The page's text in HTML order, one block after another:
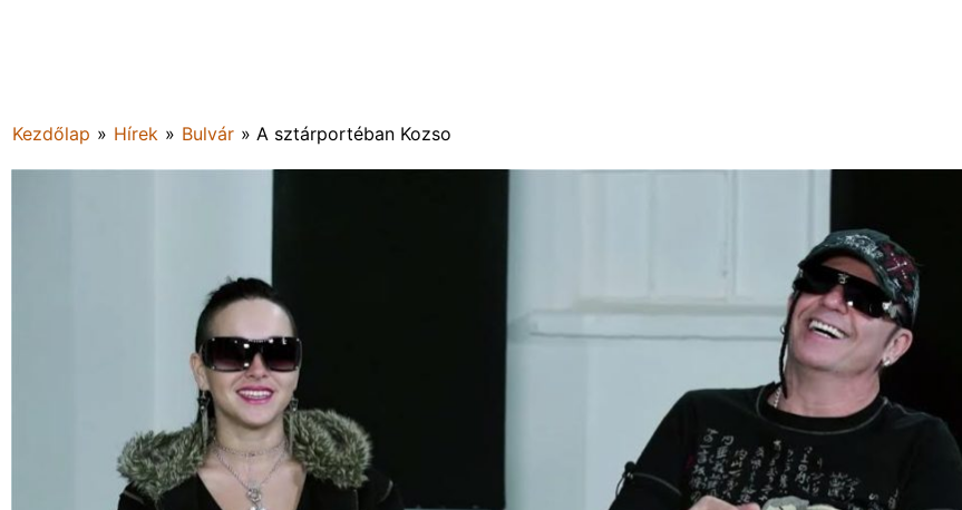
Kezdőlap » Hírek » Bulvár » A sztárportéban Kozso